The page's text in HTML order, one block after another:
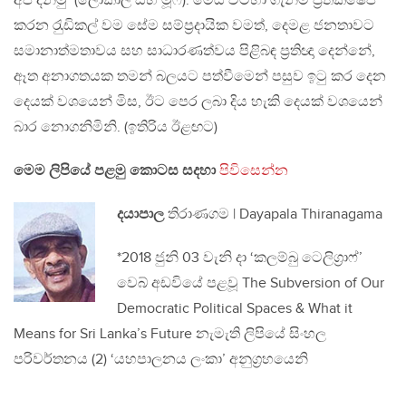
කරන රැුඩිකල් වම සේම සම්ප‍්‍රදායික වමත්, දෙමළ ජනතාවට
සමානාත්මතාවය සහ සාධාරණත්වය පිළිබඳ ප‍්‍රතිඥා දෙන්නේ,
ඈත අනාගතයක තමන් බලයට පත්වීමෙන් පසුව ඉටු කර දෙන
දෙයක් වශයෙන් මිස, ඊට පෙර ලබා දිය හැකි දෙයක් වශයෙන්
බාර නොගනිමිනි. (ඉතිරිය ඊළඟට)
මෙම ලිපියේ පළමු කොටස සදහා පිවිසෙන්න
දයාපාලතිරාණගම | Dayapala Thiranagama
*2018 ජුනි 03 වැනි දා ‘කලම්බු ටෙලිග‍්‍රාෆ්’
වෙබ් අඩවියේ පළවූ The Subversion of Our
Democratic Political Spaces & What it
Means for Sri Lanka’s Future නැමැති ලිපියේ සිංහල
පරිවර්තනය (2) ‘යහපාලනය ලංකා’ අනුග‍්‍රහයෙනි